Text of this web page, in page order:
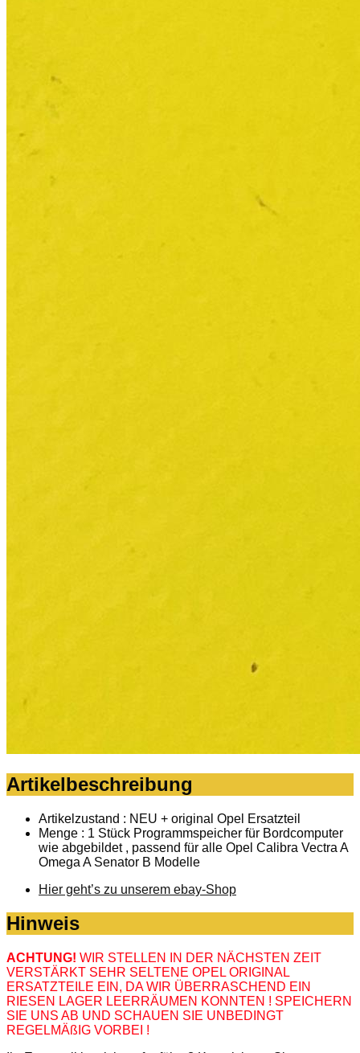
Artikelbeschreibung
Artikelzustand : NEU + original Opel Ersatzteil
Menge : 1 Stück Programmspeicher für Bordcomputer
wie abgebildet , passend für alle Opel Calibra Vectra A
Omega A Senator B Modelle
Hier geht’s zu unserem ebay-Shop
Hinweis
ACHTUNG! WIR STELLEN IN DER NÄCHSTEN ZEIT
VERSTÄRKT SEHR SELTENE OPEL ORIGINAL
ERSATZTEILE EIN, DA WIR ÜBERRASCHEND EIN
RIESEN LAGER LEERRÄUMEN KONNTEN ! SPEICHERN
SIE UNS AB UND SCHAUEN SIE UNBEDINGT
REGELMÄßIG VORBEI !